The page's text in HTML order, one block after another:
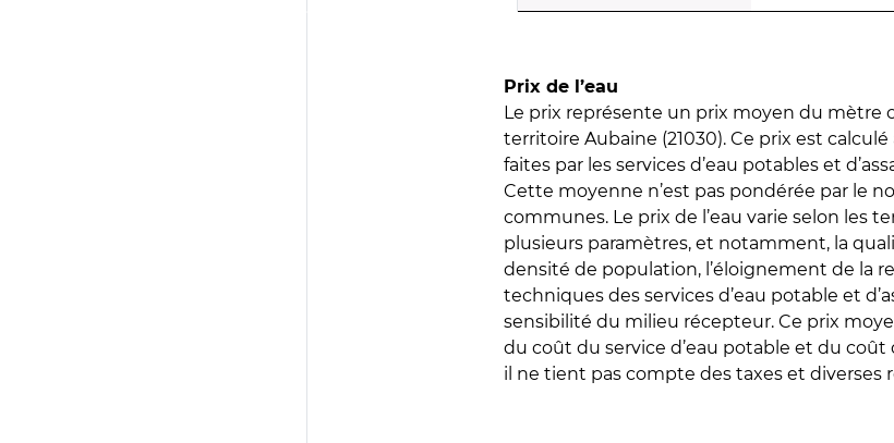
Prix de l’eau
Le prix représente un prix moyen du mètre
territoire Aubaine (21030). Ce prix est
faites par les services d’eau potables et
Cette moyenne n’est pas pondérée par le
communes. Le prix de l’eau varie selon les
plusieurs paramètres, et notamment, la
densité de population, l’éloignement de la
techniques des services d’eau potable et
sensibilité du milieu récepteur. Ce prix
du coût du service d’eau potable et du coût
il ne tient pas compte des taxes et diverses